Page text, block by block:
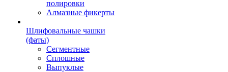
полировки
Алмазные фикерты
Шлифовальные чашки
(фаты)
Сегментные
Сплошные
Выпуклые